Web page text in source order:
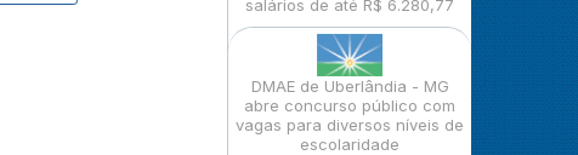
salários de até R$ 6.280,77
DMAE de Uberlândia - MG
abre concurso público com
vagas para diversos níveis de
escolaridade